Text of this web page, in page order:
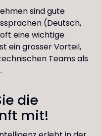
sind gute
(Deutsch,
eine wichtige
ein grosser Vorteil,
Teams als
die
mit!